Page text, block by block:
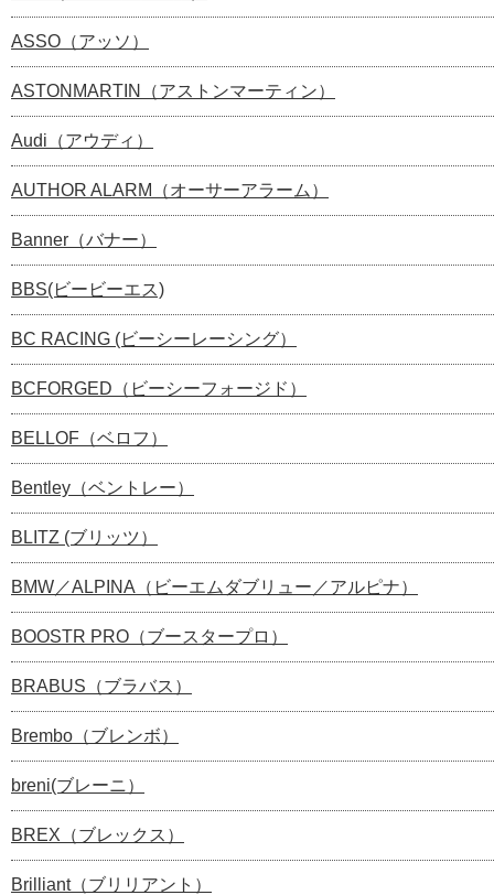
ASSO（アッソ）
ASTONMARTIN（アストンマーティン）
Audi（アウディ）
AUTHOR ALARM（オーサーアラーム）
Banner（バナー）
BBS(ビービーエス)
BC RACING (ビーシーレーシング）
BCFORGED（ビーシーフォージド）
BELLOF（ベロフ）
Bentley（ベントレー）
BLITZ (ブリッツ）
BMW／ALPINA（ビーエムダブリュー／アルピナ）
BOOSTR PRO（ブースタープロ）
BRABUS（ブラバス）
Brembo（ブレンボ）
breni(ブレーニ）
BREX（ブレックス）
Brilliant（ブリリアント）